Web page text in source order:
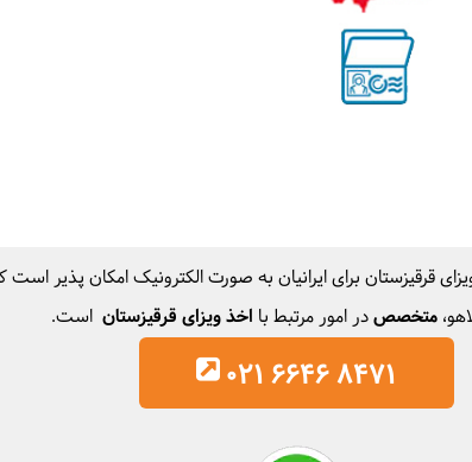
قرقیزستان برای ایرانیان به صورت الکترونیک امکان پذیر است
متخصصدر امور مرتبط با اخذ ویزای قرقیزستان است.
021 6646 8471